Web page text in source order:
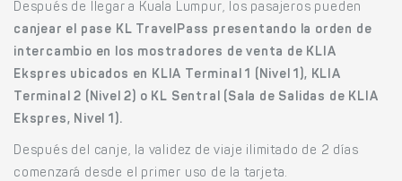
Después de llegar a Kuala Lumpur, los pasajeros pueden
canjear el pase KL TravelPass presentando la orden de
intercambio en los mostradores de venta de KLIA
Ekspres ubicados en KLIA Terminal 1 (Nivel 1), KLIA
Terminal 2 (Nivel 2) o KL Sentral (Sala de Salidas de KLIA
Ekspres, Nivel 1).
Después del canje, la validez de viaje ilimitado de 2 días
comenzará desde el primer uso de la tarjeta.